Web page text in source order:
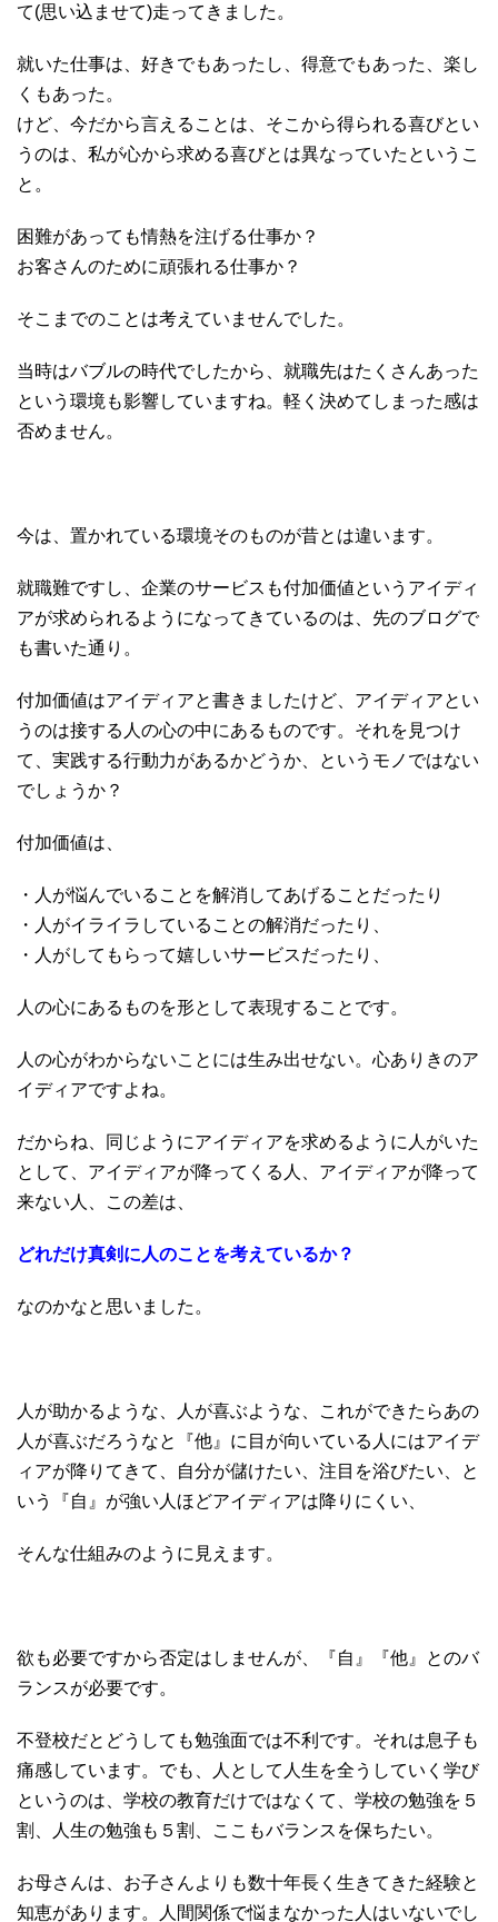
て(思い込ませて)走ってきました。
就いた仕事は、好きでもあったし、得意でもあった、楽し
くもあった。
けど、今だから言えることは、そこから得られる喜びとい
うのは、私が心から求める喜びとは異なっていたというこ
と。
困難があっても情熱を注げる仕事か？
お客さんのために頑張れる仕事か？
そこまでのことは考えていませんでした。
当時はバブルの時代でしたから、就職先はたくさんあった
という環境も影響していますね。軽く決めてしまった感は
否めません。
今は、置かれている環境そのものが昔とは違います。
就職難ですし、企業のサービスも付加価値というアイディ
アが求められるようになってきているのは、先のブログで
も書いた通り。
付加価値はアイディアと書きましたけど、アイディアとい
うのは接する人の心の中にあるものです。それを見つけ
て、実践する行動力があるかどうか、というモノではない
でしょうか？
付加価値は、
・人が悩んでいることを解消してあげることだったり
・人がイライラしていることの解消だったり、
・人がしてもらって嬉しいサービスだったり、
人の心にあるものを形として表現することです。
人の心がわからないことには生み出せない。心ありきのア
イディアですよね。
だからね、同じようにアイディアを求めるように人がいた
として、アイディアが降ってくる人、アイディアが降って
来ない人、この差は、
どれだけ真剣に人のことを考えているか？
なのかなと思いました。
人が助かるような、人が喜ぶような、これができたらあの
人が喜ぶだろうなと『他』に目が向いている人にはアイデ
ィアが降りてきて、自分が儲けたい、注目を浴びたい、と
いう『自』が強い人ほどアイディアは降りにくい、
そんな仕組みのように見えます。
欲も必要ですから否定はしませんが、『自』『他』とのバ
ランスが必要です。
不登校だとどうしても勉強面では不利です。それは息子も
痛感しています。でも、人として人生を全うしていく学び
というのは、学校の教育だけではなくて、学校の勉強を５
割、人生の勉強も５割、ここもバランスを保ちたい。
お母さんは、お子さんよりも数十年長く生きてきた経験と
知恵があります。人間関係で悩まなかった人はいないでし